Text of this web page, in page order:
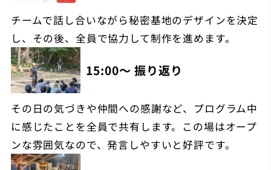
チームで話し合いながら秘密基地のデザインを決定
し、その後、全員で協力して制作を進めます。
15:00～ 振り返り
その日の気づきや仲間への感謝など、プログラム中
に感じたことを全員で共有します。この場はオープ
ンな雰囲気なので、発言しやすいと好評です。